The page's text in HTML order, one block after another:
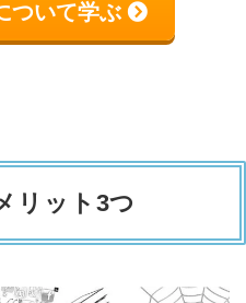
ついて学ぶ
リット3つ